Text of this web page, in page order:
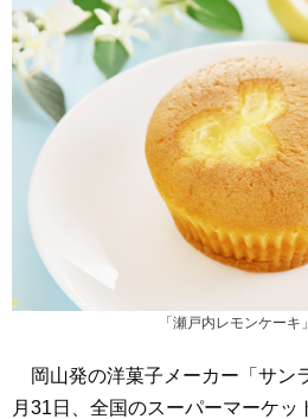
「瀬戸内レモンケーキ
岡山発の洋菓子メーカー「サン
月31日、全国のスーパーマーケッ